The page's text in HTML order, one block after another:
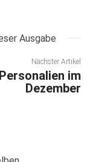
Ausgabe
Nächster Artikel
Personalien im
Dezember